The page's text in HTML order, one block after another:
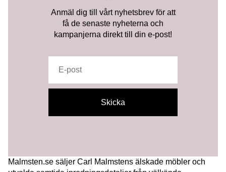
Anmäl dig till vårt nyhetsbrev för att
få de senaste nyheterna och
kampanjerna direkt till din e-post!
Malmsten.se säljer Carl Malmstens älskade möbler och